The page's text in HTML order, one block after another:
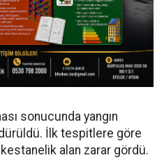
sonucunda yangın
İlk tespitlere göre
kestanelik alan zarar gördü.